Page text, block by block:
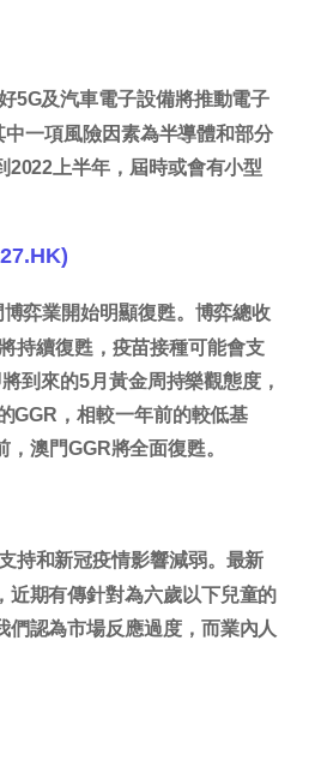
5G及汽車電子設備將推動電子
一項風險因素為半導體和部分
2022上半年，屆時或會有小型
弈業開始明顯復甦。博弈總收
持續復甦，疫苗接種可能會支
到來的5月黃金周持樂觀態度，
GGR，相較一年前的較低基
澳門GGR將全面復甦。
持和新冠疫情影響減弱。最新
期有傳針對為六歲以下兒童的
認為市場反應過度，而業內人